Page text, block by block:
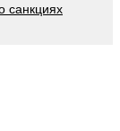
санкциях